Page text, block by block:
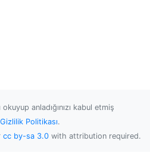
anladığınızı kabul etmiş
Gizlilik Politikası.
cc by-sa 3.0 with attribution required.